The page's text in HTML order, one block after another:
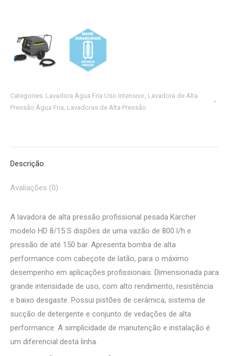
Categories: Lavadora Água Fria Uso Intensivo Lavadora de Alta
Pressão Água Fria Lavadoras de Alta Pressão
Descrição
Avaliações (0)
A lavadora de alta pressão profissional pesada Kärcher
modelo HD 8/15 S dispões de uma vazão de 800 l/h e
pressão de até 150 bar. Apresenta bomba de alta
performance com cabeçote de latão, para o máximo
desempenho em aplicações profissionais. Dimensionada para
grande intensidade de uso, com alto rendimento, resistência
e baixo desgaste. Possui pistões de cerâmica, sistema de
sucção de detergente e conjunto de vedações de alta
performance. A simplicidade de manutenção e instalação é
um diferencial desta linha.